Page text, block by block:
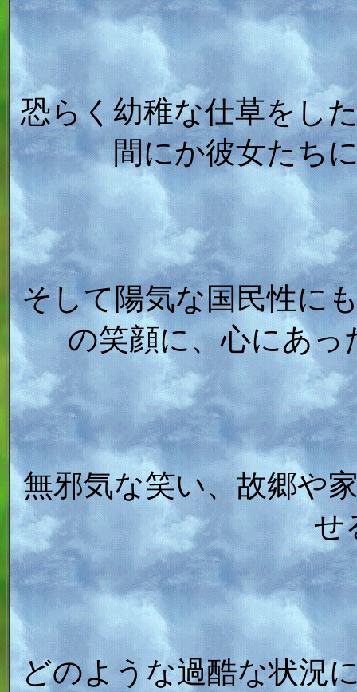
恐らく幼稚な仕草をし
間にか彼女たち
そして陽気な国民性に
の笑顔に、心にあ
無邪気な笑い、故郷や
せ
どのような過酷な状況